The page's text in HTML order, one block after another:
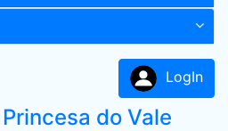
LogIn
do Vale